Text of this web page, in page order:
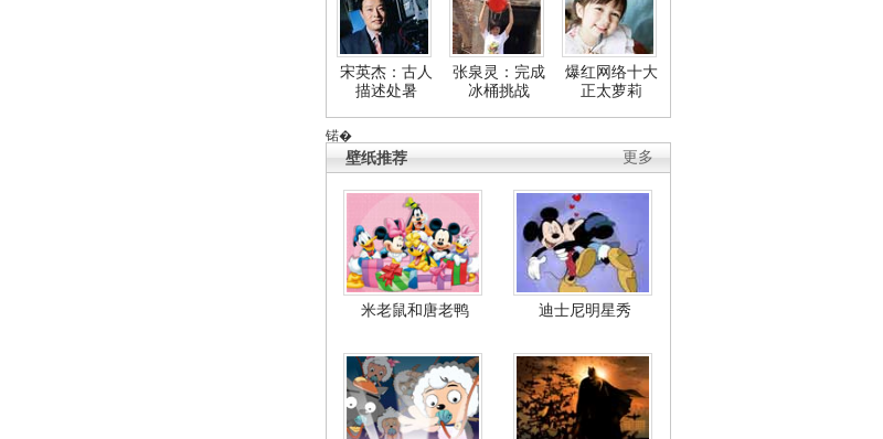
宋英杰：古人
描述处暑
张泉灵：完成
冰桶挑战
爆红网络十大
正太萝莉
锘�
更多
壁纸推荐
米老鼠和唐老鸭 迪士尼明星秀